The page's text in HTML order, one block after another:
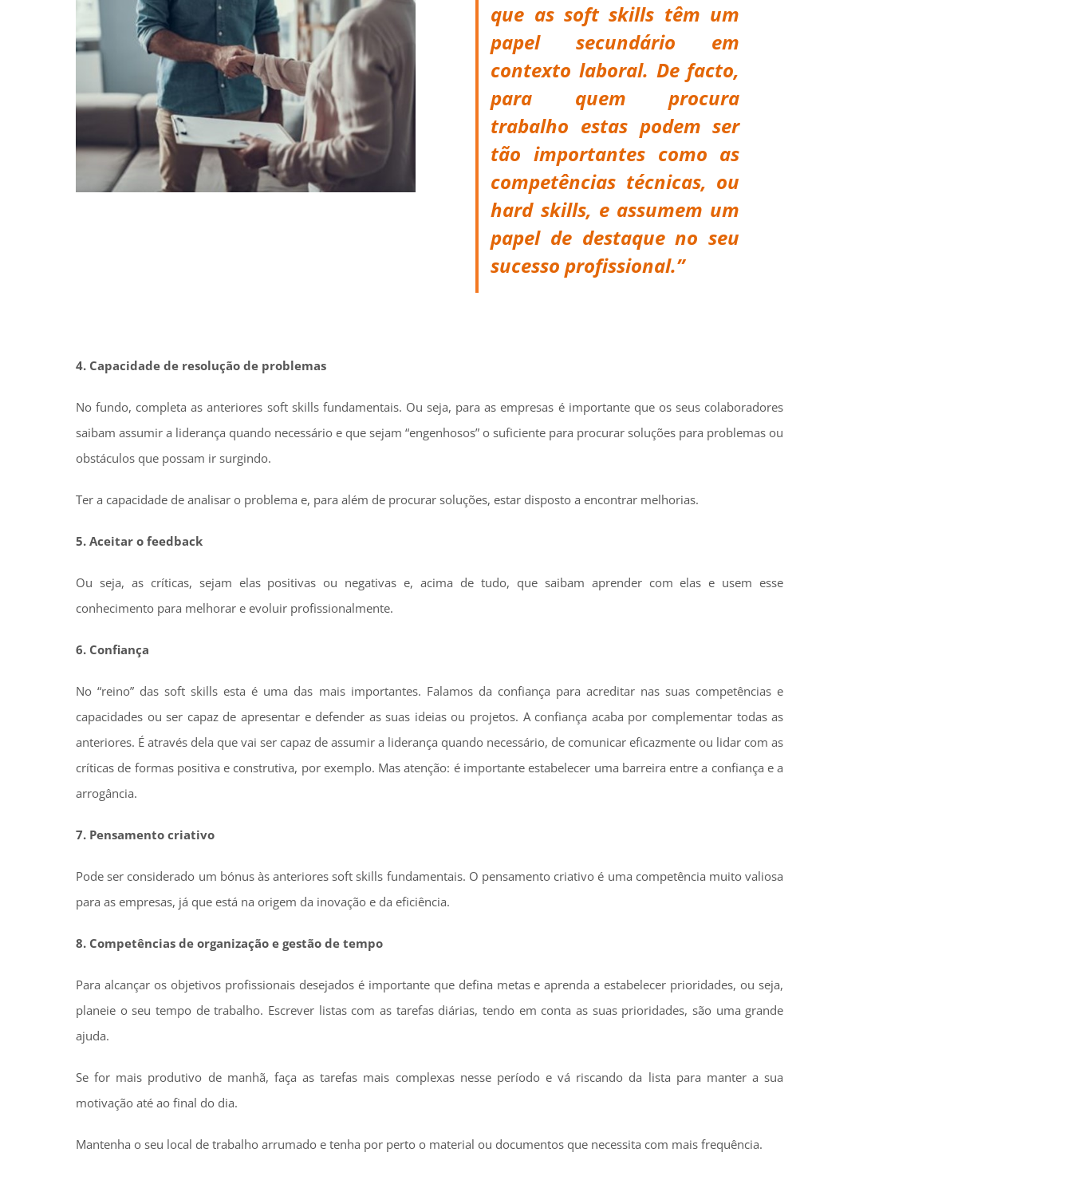
que as soft skills têm um
papel secundário em
contexto laboral. De facto,
para quem procura
trabalho estas podem ser
tão importantes como as
competências técnicas, ou
hard skills, e assumem um
papel de destaque no seu
sucesso profissional.”
4. Capacidade de resolução de problemas
No fundo, completa as anteriores soft skills fundamentais. Ou seja, para as empresas é importante que os seus colaboradores
saibam assumir a liderança quando necessário e que sejam “engenhosos” o suficiente para procurar soluções para problemas ou
obstáculos que possam ir surgindo.
Ter a capacidade de analisar o problema e, para além de procurar soluções, estar disposto a encontrar melhorias.
5. Aceitar o feedback
Ou seja, as críticas, sejam elas positivas ou negativas e, acima de tudo, que saibam aprender com elas e usem esse
conhecimento para melhorar e evoluir profissionalmente.
6. Confiança
No “reino” das soft skills esta é uma das mais importantes. Falamos da confiança para acreditar nas suas competências e
capacidades ou ser capaz de apresentar e defender as suas ideias ou projetos. A confiança acaba por complementar todas as
anteriores. É através dela que vai ser capaz de assumir a liderança quando necessário, de comunicar eficazmente ou lidar com as
críticas de formas positiva e construtiva, por exemplo. Mas atenção: é importante estabelecer uma barreira entre a confiança e a
arrogância.
7. Pensamento criativo
Pode ser considerado um bónus às anteriores soft skills fundamentais. O pensamento criativo é uma competência muito valiosa
para as empresas, já que está na origem da inovação e da eficiência.
8. Competências de organização e gestão de tempo
Para alcançar os objetivos profissionais desejados é importante que defina metas e aprenda a estabelecer prioridades, ou seja,
planeie o seu tempo de trabalho. Escrever listas com as tarefas diárias, tendo em conta as suas prioridades, são uma grande
ajuda.
Se for mais produtivo de manhã, faça as tarefas mais complexas nesse período e vá riscando da lista para manter a sua
motivação até ao final do dia.
Mantenha o seu local de trabalho arrumado e tenha por perto o material ou documentos que necessita com mais frequência.